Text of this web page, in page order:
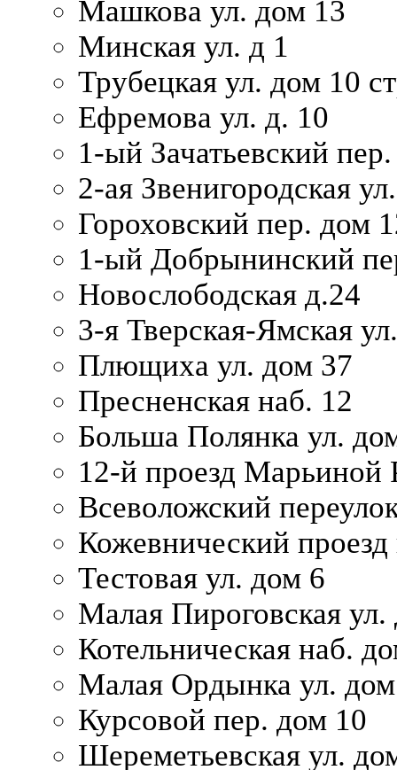
Машкова ул. дом 13
Минская ул. д 1
Трубецкая ул. дом 10
Ефремова ул. д. 10
1-ый Зачатьевский
2-ая Звенигородская
Гороховский пер. дом
1-ый Добрынинский
Новослободская д.24
3-я Тверская-Ямская
Плющиха ул. дом 37
Пресненская наб. 12
Больша Полянка ул.
12-й проезд Марьиной
Всеволожский
Кожевнический проезд
Тестовая ул. дом 6
Малая Пироговская
Котельническая наб.
Малая Ордынка ул.
Курсовой пер. дом 10
Шереметьевская ул.